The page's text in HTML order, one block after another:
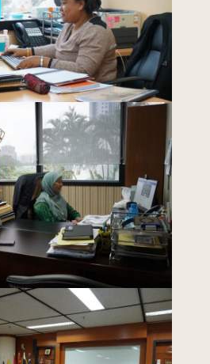
Last Updated : 22
/ 02 / 2021 12:00
AM